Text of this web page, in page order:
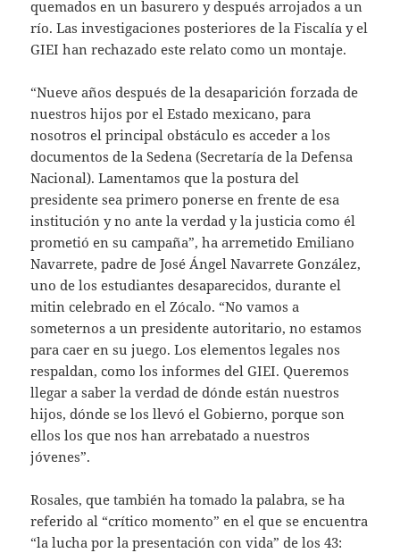
quemados en un basurero y después arrojados a un
río. Las investigaciones posteriores de la Fiscalía y el
GIEI han rechazado este relato como un montaje.
“Nueve años después de la desaparición forzada de
nuestros hijos por el Estado mexicano, para
nosotros el principal obstáculo es acceder a los
documentos de la Sedena (Secretaría de la Defensa
Nacional). Lamentamos que la postura del
presidente sea primero ponerse en frente de esa
institución y no ante la verdad y la justicia como él
prometió en su campaña”, ha arremetido Emiliano
Navarrete, padre de José Ángel Navarrete González,
uno de los estudiantes desaparecidos, durante el
mitin celebrado en el Zócalo. “No vamos a
someternos a un presidente autoritario, no estamos
para caer en su juego. Los elementos legales nos
respaldan, como los informes del GIEI. Queremos
llegar a saber la verdad de dónde están nuestros
hijos, dónde se los llevó el Gobierno, porque son
ellos los que nos han arrebatado a nuestros
jóvenes”.
Rosales, que también ha tomado la palabra, se ha
referido al “crítico momento” en el que se encuentra
“la lucha por la presentación con vida” de los 43: